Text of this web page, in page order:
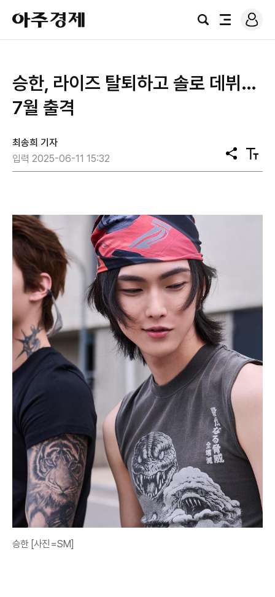
아
주
경
검
전
로
그
승한, 라이즈 탈퇴하고 솔로 데뷔…
7월 출격
최송희 기자
입력 2025-06-11 15:32
공
유
텍
스
승한 [사진=SM]